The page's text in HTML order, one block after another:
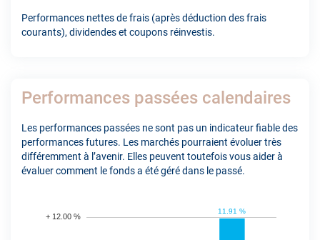
Performances nettes de frais (après déduction des frais
courants), dividendes et coupons réinvestis.
Performances passées calendaires
Les performances passées ne sont pas un indicateur fiable des
performances futures. Les marchés pourraient évoluer très
différemment à l’avenir. Elles peuvent toutefois vous aider à
évaluer comment le fonds a été géré dans le passé.